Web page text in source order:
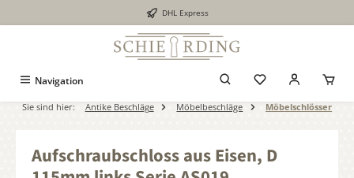
DHL Express
Navigation
Sie sind hier: Antike Beschläge Möbelbeschläge Möbelschlösser
Aufschraubschloss aus Eisen, D